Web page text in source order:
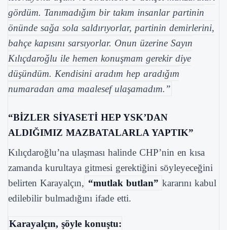
gördüm. Tanımadığım bir takım insanlar partinin
önünde sağa sola saldırıyorlar, partinin demirlerini,
bahçe kapısını sarsıyorlar. Onun üzerine Sayın
Kılıçdaroğlu ile hemen konuşmam gerekir diye
düşündüm. Kendisini aradım hep aradığım
numaradan ama maalesef ulaşamadım.”
“BİZLER SİYASETİ HEP YSK’DAN
ALDIĞIMIZ MAZBATALARLA YAPTIK”
Kılıçdaroğlu’na ulaşması halinde CHP’nin en kısa
zamanda kurultaya gitmesi gerektiğini söyleyeceğini
belirten Karayalçın, “mutlak butlan” kararını kabul
edilebilir bulmadığını ifade etti.
Karayalçın, şöyle konuştu: